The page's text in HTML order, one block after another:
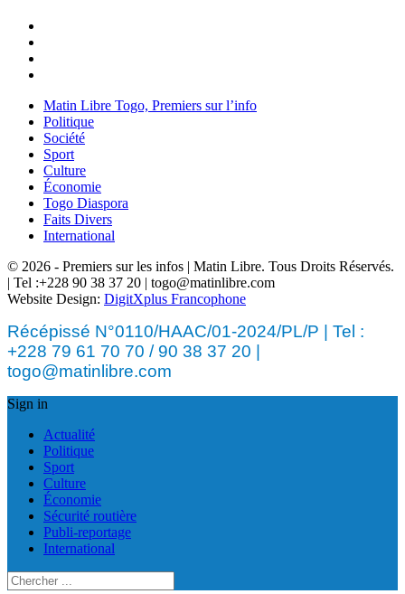
Matin Libre Togo, Premiers sur l’info
Politique
Société
Sport
Culture
Économie
Togo Diaspora
Faits Divers
International
© 2026 - Premiers sur les infos | Matin Libre. Tous Droits Réservés.
| Tel :+228 90 38 37 20 | togo@matinlibre.com
Website Design: DigitXplus Francophone
Récépissé N°0110/HAAC/01-2024/PL/P | Tel :
+228 79 61 70 70 / 90 38 37 20 |
togo@matinlibre.com
Sign in
Actualité
Politique
Sport
Culture
Économie
Sécurité routière
Publi-reportage
International